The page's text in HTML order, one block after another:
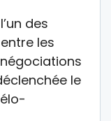
des
les
le